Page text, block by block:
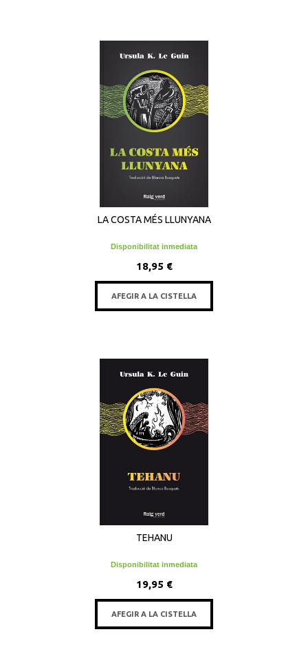
LA COSTA MÉS LLUNYANA
Disponibilitat inmediata
18,95 €
AFEGIR A LA CISTELLA
TEHANU
Disponibilitat inmediata
19,95 €
AFEGIR A LA CISTELLA